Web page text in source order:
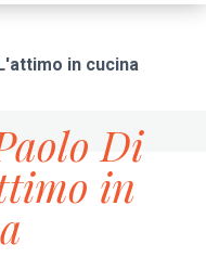
in cucina
Di
in